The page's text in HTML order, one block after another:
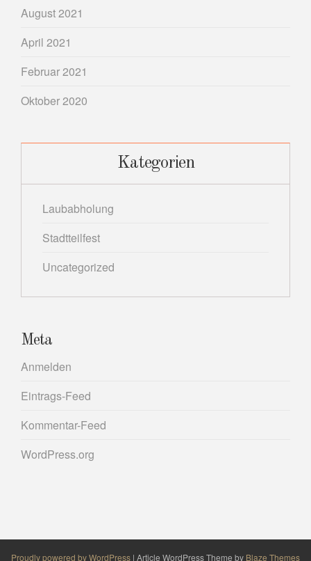
August 2021
April 2021
Februar 2021
Oktober 2020
Kategorien
Laubabholung
Stadtteilfest
Uncategorized
Meta
Anmelden
Eintrags-Feed
Kommentar-Feed
WordPress.org
Proudly powered by WordPress | Article WordPress Theme by Blaze Themes